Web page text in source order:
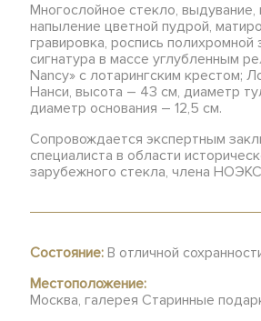
Многослойное стекло,
напыление цветной пудрой,
гравировка, роспись полихромной
сигнатура в массе углубленным
Nancy» с лотарингским крестом;
Нанси, высота – 43 см, диаметр
диаметр основания – 12,5 см.
Сопровождается экспертным
специалиста в области
зарубежного стекла, члена
Состояние: В отличной
Местоположение:
Москва, галерея Старинные